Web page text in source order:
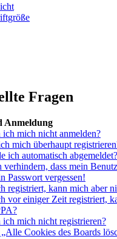
Fragen
Anmeldung
ich mich nicht anmelden?
mich überhaupt
ich automatisch abgemeldet?
verhindern, dass mein
Passwort vergessen!
registriert, kann mich aber
vor einiger Zeit registriert,
ich mich nicht registrieren?
Cookies des Boards